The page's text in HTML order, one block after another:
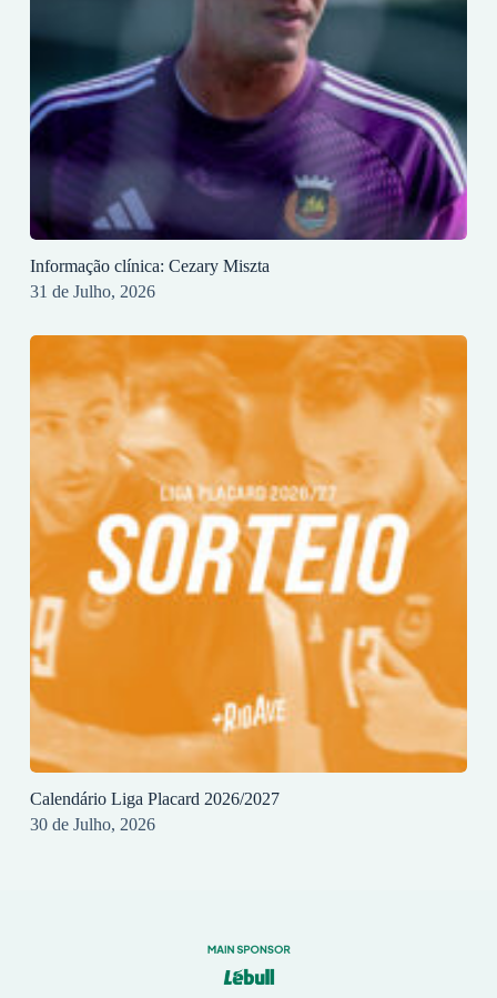
Informação clínica: Cezary Miszta
31 de Julho, 2026
Calendário Liga Placard 2026/2027
30 de Julho, 2026